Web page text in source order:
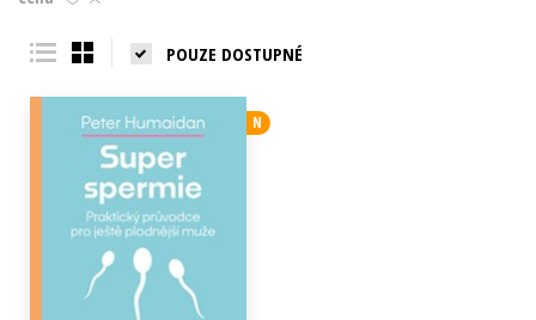
Young adult (SK)
POUZE DOSTUPNÉ
N